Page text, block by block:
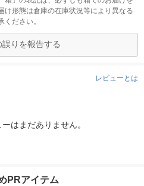
け形態は倉庫の在庫状況等により異なる
ださい。
りを報告する
レビューとは
はまだありません。
PRアイテム